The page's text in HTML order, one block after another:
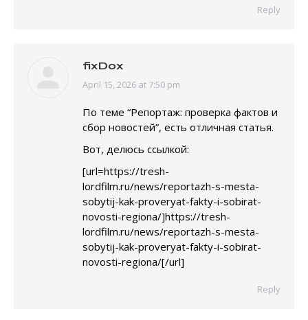
Reply
fixDox
says:
April 15, 2026 at 7:50 pm
По теме “Репортаж: проверка фактов и
сбор новостей”, есть отличная статья.
Вот, делюсь ссылкой:
[url=https://tresh-
lordfilm.ru/news/reportazh-s-mesta-
sobytij-kak-proveryat-fakty-i-sobirat-
novosti-regiona/]https://tresh-
lordfilm.ru/news/reportazh-s-mesta-
sobytij-kak-proveryat-fakty-i-sobirat-
novosti-regiona/[/url]
Reply